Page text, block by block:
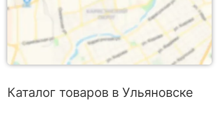
Каталог товаров в Ульяновске